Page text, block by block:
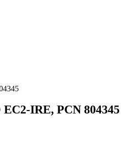
IRE, PCN 804345